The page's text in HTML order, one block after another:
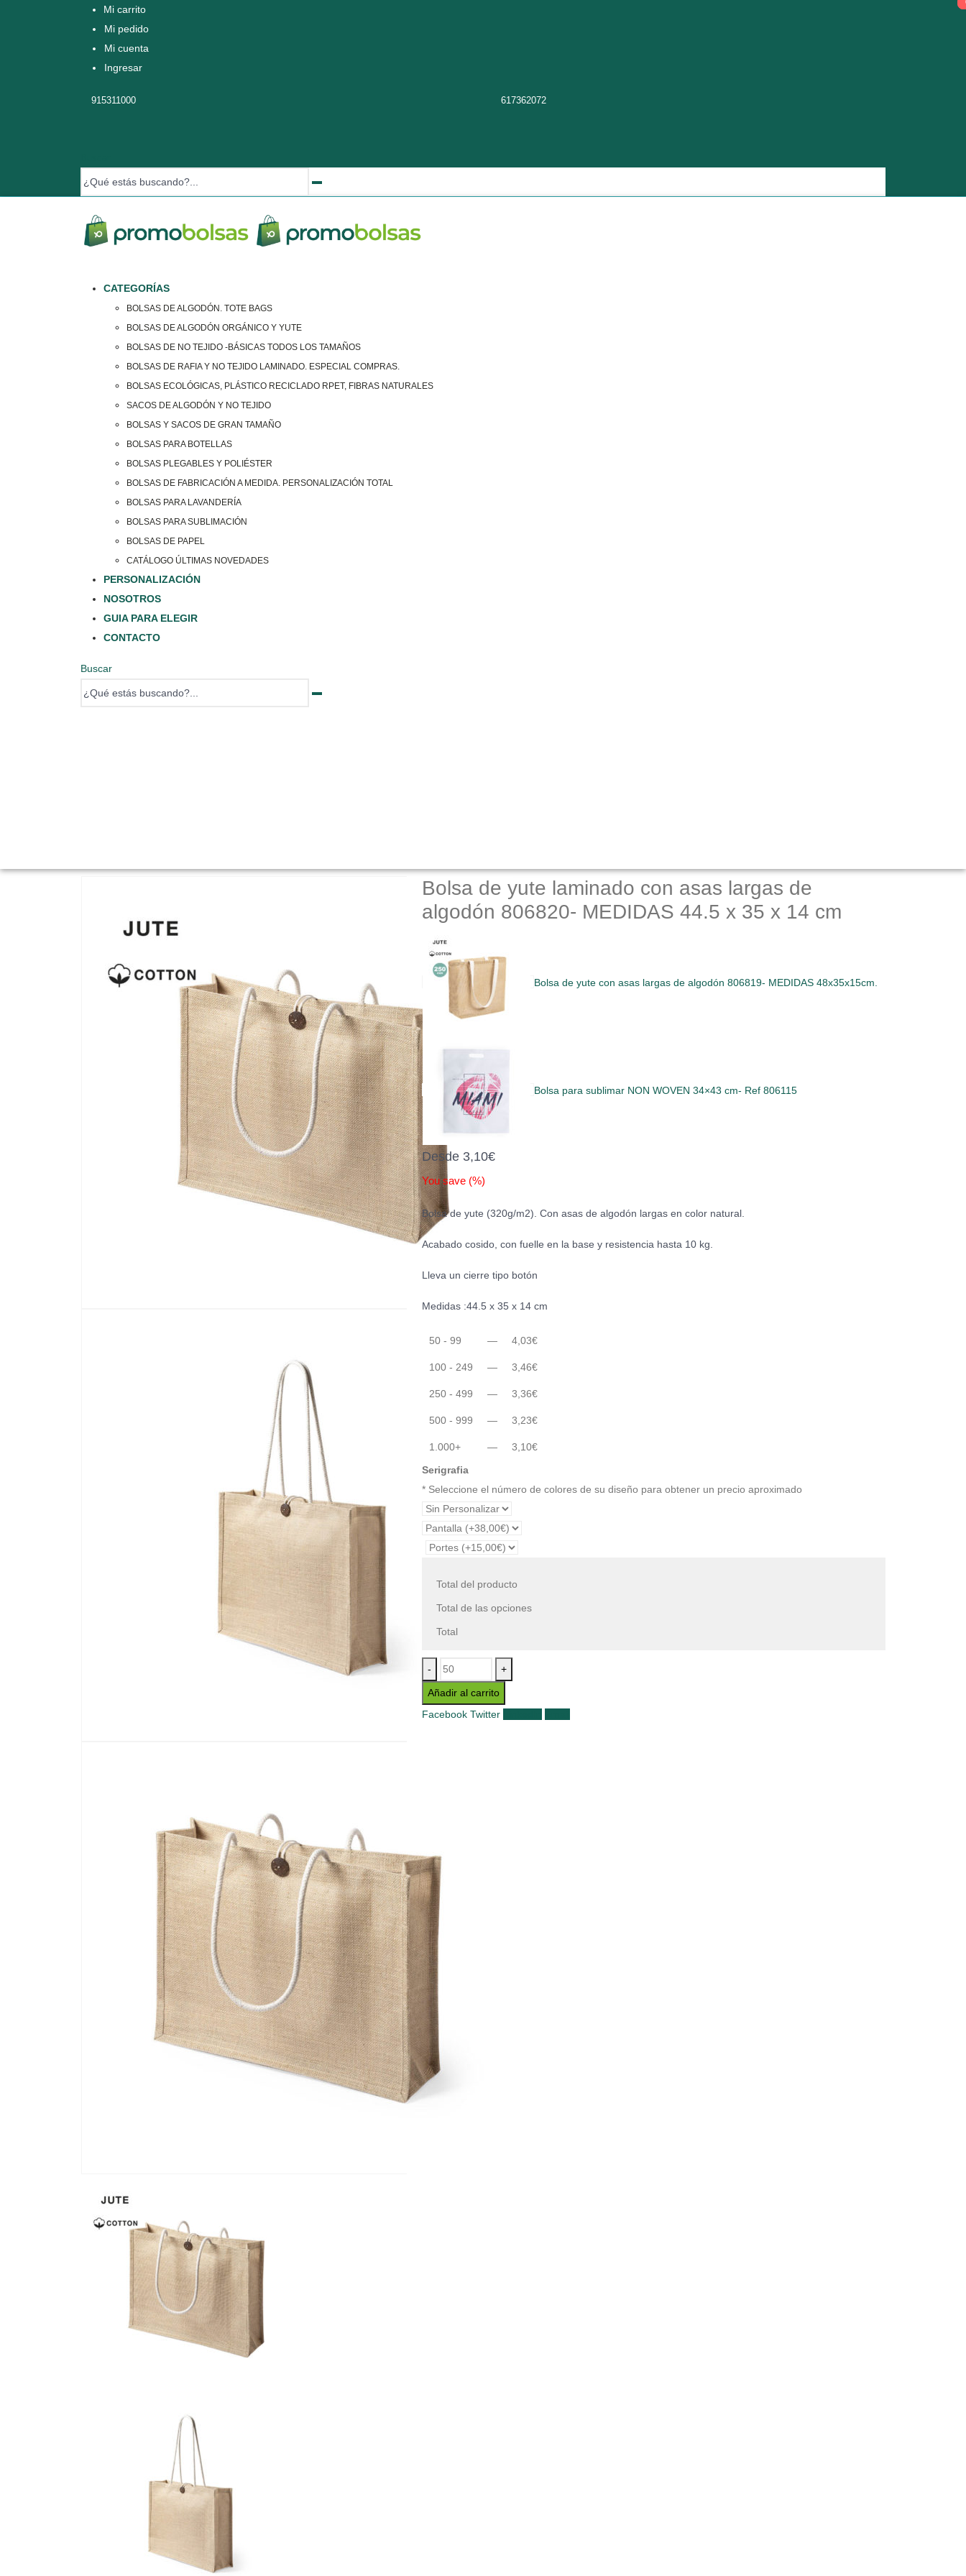
Mi carrito
Mi pedido
Mi cuenta
Ingresar
915311000 617362072
CATEGORÍAS
BOLSAS DE ALGODÓN. TOTE BAGS
BOLSAS DE ALGODÓN ORGÁNICO Y YUTE
BOLSAS DE NO TEJIDO -BÁSICAS TODOS LOS TAMAÑOS
BOLSAS DE RAFIA Y NO TEJIDO LAMINADO. ESPECIAL COMPRAS.
BOLSAS ECOLÓGICAS, PLÁSTICO RECICLADO RPET, FIBRAS NATURALES
SACOS DE ALGODÓN Y NO TEJIDO
BOLSAS Y SACOS DE GRAN TAMAÑO
BOLSAS PARA BOTELLAS
BOLSAS PLEGABLES Y POLIÉSTER
BOLSAS DE FABRICACIÓN A MEDIDA. PERSONALIZACIÓN TOTAL
BOLSAS PARA LAVANDERÍA
BOLSAS PARA SUBLIMACIÓN
BOLSAS DE PAPEL
CATÁLOGO ÚLTIMAS NOVEDADES
PERSONALIZACIÓN
NOSOTROS
GUIA PARA ELEGIR
CONTACTO
Buscar
Bolsa de yute laminado con asas largas de
algodón 806820- MEDIDAS 44.5 x 35 x 14 cm
Bolsa de yute con asas largas de algodón 806819- MEDIDAS 48x35x15cm.
Bolsa para sublimar NON WOVEN 34×43 cm- Ref 806115
Desde 3,10€
You save (%)
Bolsa de yute (320g/m2). Con asas de algodón largas en color natural.
Acabado cosido, con fuelle en la base y resistencia hasta 10 kg.
Lleva un cierre tipo botón
Medidas :44.5 x 35 x 14 cm
50 - 99 — 4,03€
100 - 249 — 3,46€
250 - 499 — 3,36€
500 - 999 — 3,23€
1.000+ — 3,10€
Serigrafia
* Seleccione el número de colores de su diseño para obtener un precio aproximado
Total del producto
Total de las opciones
Total
- +
Añadir al carrito
Facebook Twitter